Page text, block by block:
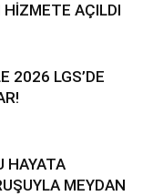
HİZMETE AÇILDI
2026 LGS’DE
HAYATA
MEYDAN